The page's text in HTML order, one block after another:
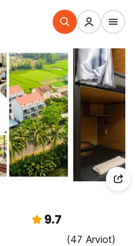
9.7
(47 Arviot)